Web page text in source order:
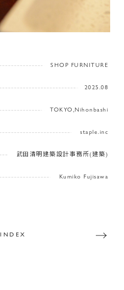
SHOP FURNITURE
2025.08
TOKYO,Nihonbashi
staple.inc
武田清明建築設計事務所(建築)
Kumiko Fujisawa
INDEX